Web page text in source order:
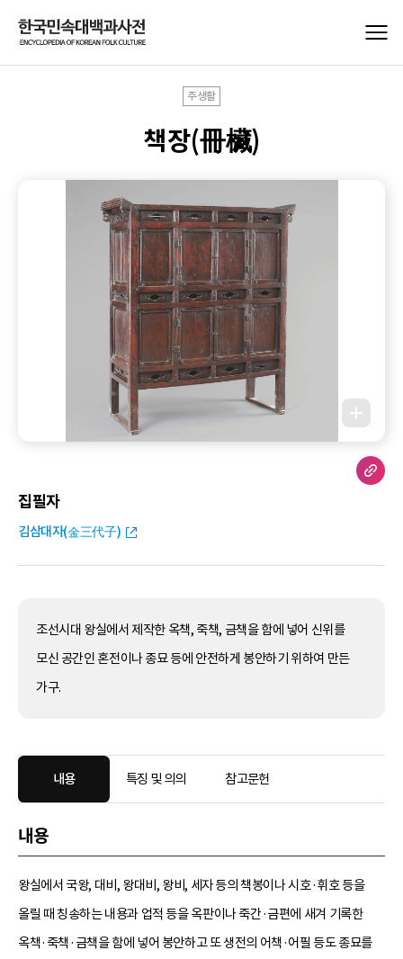
주생활
책장(冊欌)
집필자
김삼대자(金三代子)
조선시대 왕실에서 제작한 옥책, 죽책, 금책을 함에 넣어 신위를
모신 공간인 혼전이나 종묘 등에 안전하게 봉안하기 위하여 만든
가구.
내용 특징 및 의의 참고문헌
내용
왕실에서 국왕, 대비, 왕대비, 왕비, 세자 등의 책봉이나 시호·휘호 등을
올릴 때 칭송하는 내용과 업적 등을 옥판이나 죽간·금편에 새겨 기록한
옥책·죽책·금책을 함에 넣어 봉안하고 또 생전의 어책·어필 등도 종묘를